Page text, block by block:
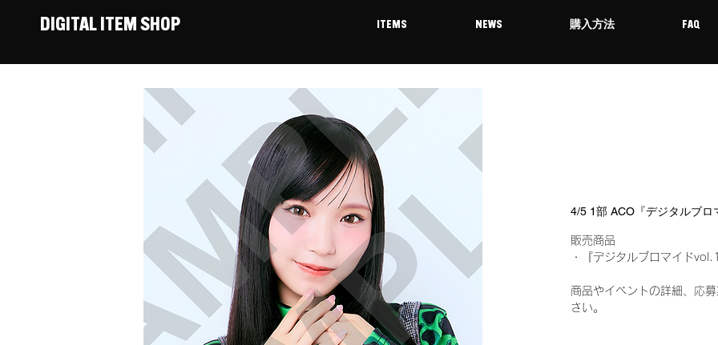
DIGITAL ITEM SHOP ITEMS NEWS 購入方法 FAQ
4/5 1部 ACO『デジタルブ
販売商品
・『デジタルブロマイド
商品やイベントの詳細、応
さい。